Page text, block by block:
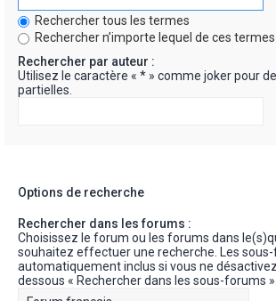
Rechercher tous les termes
Rechercher n’importe lequel de ces termes
Rechercher par auteur :
Utilisez le caractère « * » comme joker pour
partielles.
Options de recherche
Rechercher dans les forums :
Choisissez le forum ou les forums dans
souhaitez effectuer une recherche. Les
automatiquement inclus si vous ne désactivez
dessous « Rechercher dans les sous-forums ».